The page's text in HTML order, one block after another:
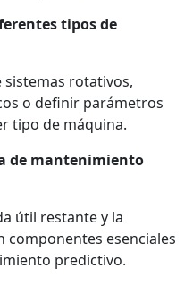
tipos de
sistemas rotativos,
o definir parámetros
tipo de máquina.
de mantenimiento
útil restante y la
componentes esenciales
predictivo.